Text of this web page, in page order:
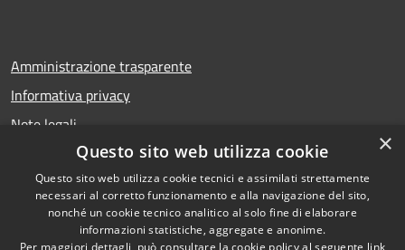
Amministrazione trasparente
Informativa privacy
Note legali
Dichiarazione di accessibilità
Copyright © 2026 • Comune di
×
Questo sito web utilizza cookie
Questo sito web utilizza cookie tecnici e assimilati strettamente
necessari al corretto funzionamento e alla navigazione del sito,
nonché un cookie tecnico analitico al solo fine di elaborare
informazioni statistiche, aggregate e anonime.
Per maggiori dettagli, può consultare la cookie policy al seguente link